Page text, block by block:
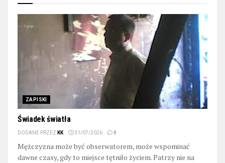
ZAPISKI
Świadek światła
DODANE PRZEZ KK 31/07/2026 0
Mężczyzna może być obserwatorem, może wspominać
dawne czasy, gdy to miejsce tętniło życiem. Patrzy nie na